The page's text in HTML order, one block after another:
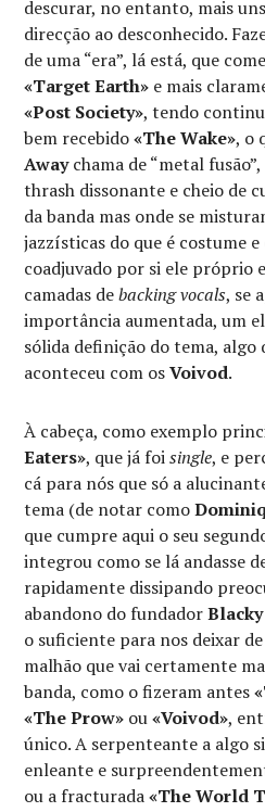
descurar, no entanto, mais
direcção ao desconhecido.
de uma “era”, lá está, que
«Target Earth» e mais
«Post Society», tendo
bem recebido«The Wake», o
Awaychama de “metal
thrash dissonante e cheio de
da banda mas onde se
jazzísticas do que é costume e
coadjuvado por si ele próprio
camadas debacking vocals, se
importância aumentada, um
sólida definição do tema, algo
aconteceu com osVoivod.
À cabeça, como exemplo
Eaters», que já foisingle, e
cá para nós que só a
tema (de notar como
que cumpre aqui o seu
integrou como se lá andasse
rapidamente dissipando
abandono do fundadorBlacky
o suficiente para nos deixar
malhão que vai certamente
banda, como o fizeram antes
«The Prow» ou«Voivod»,
único. A serpenteante a algo
enleante e
ou a fracturada«The World